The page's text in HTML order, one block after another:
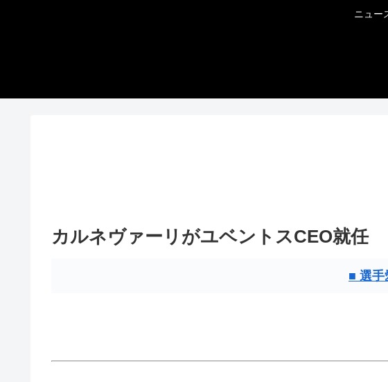
ニュー
カルネヴァーリがユベントスCEO就任
■ 選手